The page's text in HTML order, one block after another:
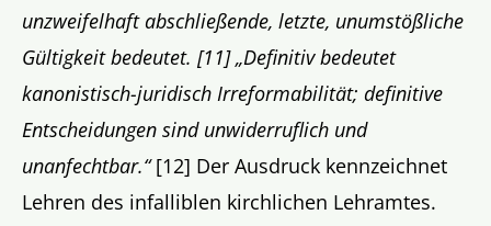
unzweifelhaft abschließende, letzte, unumstößliche
Gültigkeit bedeutet. [11] „Definitiv bedeutet
kanonistisch-juridisch Irreformabilität; definitive
Entscheidungen sind unwiderruflich und
unanfechtbar.“[12] Der Ausdruck kennzeichnet
Lehren des infalliblen kirchlichen Lehramtes.